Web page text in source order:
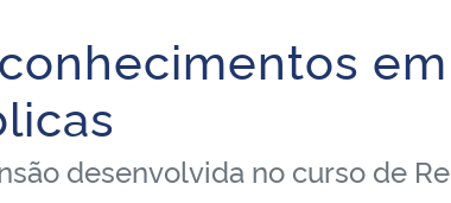
Geral da União Banco Central do Brasil
desenvolvida no curso de